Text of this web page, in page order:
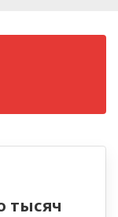
тысяч